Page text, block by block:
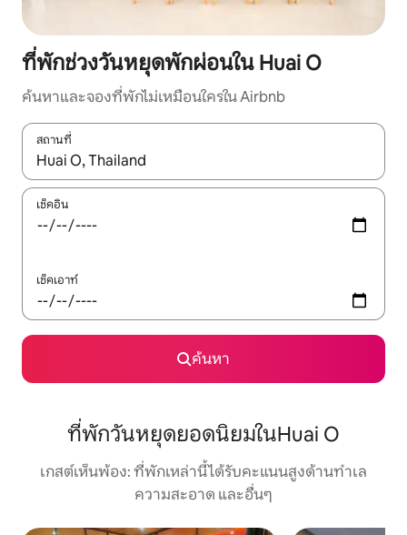
ที่พักช่วงวันหยุดพักผ่อนใน Huai O
ค้นหาและจองที่พักไม่เหมือนใครใน Airbnb
สถานที่
ใช้ลูกศรขึ้นลง หรือใช้การสัมผัสหรือปัด เพื่อสำรวจผลการค้นหา
เช็คอิน
เช็คเอาท์
ค้นหา
ที่พักวันหยุดยอดนิยมในHuai O
เกสต์เห็นพ้อง: ที่พักเหล่านี้ได้รับคะแนนสูงด้านทำเล
ความสะอาด และอื่นๆ